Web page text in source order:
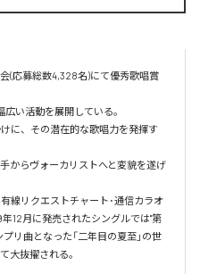
(応募総数4,328名)にて優秀歌唱賞
い活動を展開している。
に、その潜在的な歌唱力を発揮す
からヴォーカリストへと変貌を遂げ
有線リクエストチャート･通信カラオ
12月に発売されたシングルでは"第
リ曲となった「二年目の夏至」の世
大抜擢される。